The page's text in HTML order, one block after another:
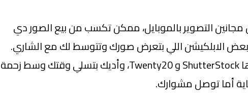
التصوير بالموبايل، ممكن تكسب من بيع الصور دي
الابلكيشن اللي بتعرض صورك وتتوسط لك مع الشاري.
من أشهرها ShutterStock و Twenty20، وأديك بتسلي وقتك وسط زحمة
أما توصل مشوارك.